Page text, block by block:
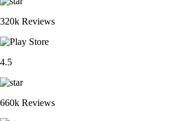
320k Reviews
4.5
660k Reviews